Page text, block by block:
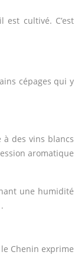
cultivé. C’est
cépages qui y
à des vins blancs
aromatique
une humidité
.
Chenin exprime